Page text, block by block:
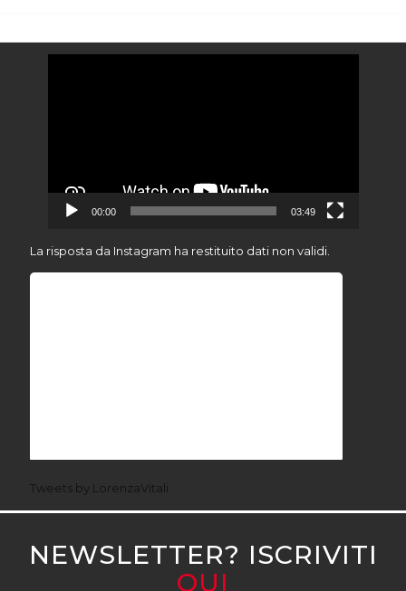
00:00 03:49
La risposta da Instagram ha restituito dati non validi.
Tweets by LorenzaVitali
NEWSLETTER? ISCRIVITI
QUI